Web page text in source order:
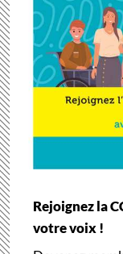
Rejoignez la
votre voix !